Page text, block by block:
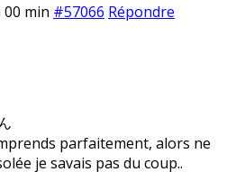
00 min #57066 Répondre
parfaitement, alors ne
je savais pas du coup..